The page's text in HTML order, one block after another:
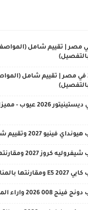
التو 2027 في مصر | تقييم شامل
سوزوكي ارتيجا 2027 في مصر | تقييم شامل
مراجعة ميتسوبيشي